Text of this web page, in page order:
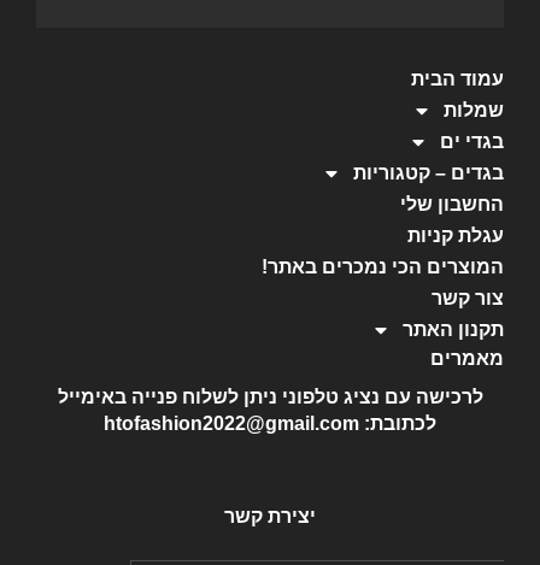
עמוד הבית
שמלות
בגדי ים
בגדים – קטגוריות
החשבון שלי
עגלת קניות
המוצרים הכי נמכרים באתר!
צור קשר
תקנון האתר
מאמרים
לרכישה עם נציג טלפוני ניתן לשלוח פנייה באימייל
לכתובת: htofashion2022@gmail.com
יצירת קשר